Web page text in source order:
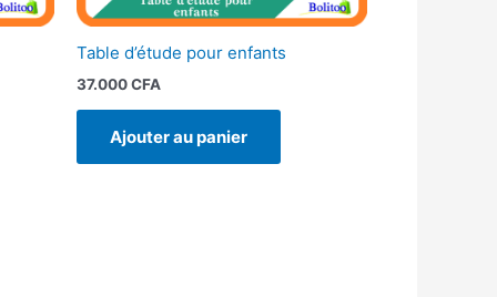
Table d’étude pour enfants
37.000CFA
Ajouter au panier